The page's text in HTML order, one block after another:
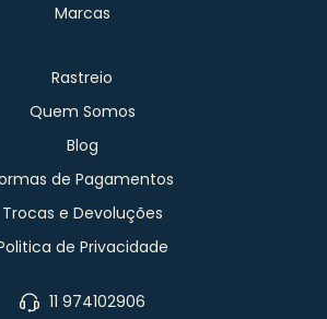
Marcas
Rastreio
Quem Somos
Blog
de Pagamentos
Trocas e Devoluções
de Privacidade
11 974102906